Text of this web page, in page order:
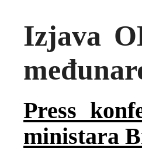
Izjava
Press
ministara